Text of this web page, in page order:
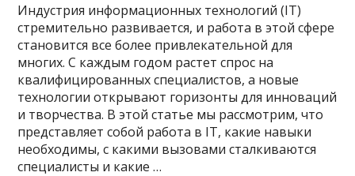
Индустрия информационных технологий (IT)
стремительно развивается, и работа в этой сфере
становится все более привлекательной для
многих. С каждым годом растет спрос на
квалифицированных специалистов, а новые
технологии открывают горизонты для инноваций
и творчества. В этой статье мы рассмотрим, что
представляет собой работа в IT, какие навыки
необходимы, с какими вызовами сталкиваются
специалисты и какие …